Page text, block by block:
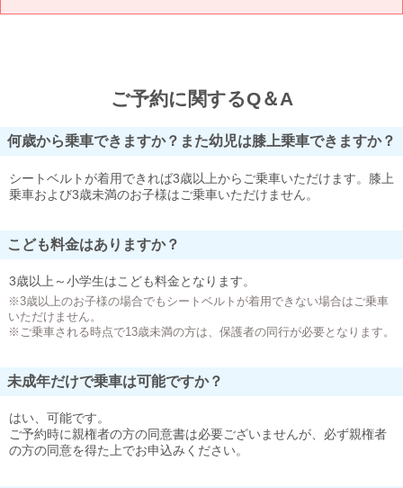
ご予約に関するQ＆A
何歳から乗車できますか？また幼児は膝上乗車できますか？
シートベルトが着用できれば3歳以上からご乗車いただけます。膝上
乗車および3歳未満のお子様はご乗車いただけません。
こども料金はありますか？
3歳以上～小学生はこども料金となります。
※3歳以上のお子様の場合でもシートベルトが着用できない場合はご乗車
いただけません。
※ご乗車される時点で13歳未満の方は、保護者の同行が必要となります。
未成年だけで乗車は可能ですか？
はい、可能です。
ご予約時に親権者の方の同意書は必要ございませんが、必ず親権者
の方の同意を得た上でお申込みください。